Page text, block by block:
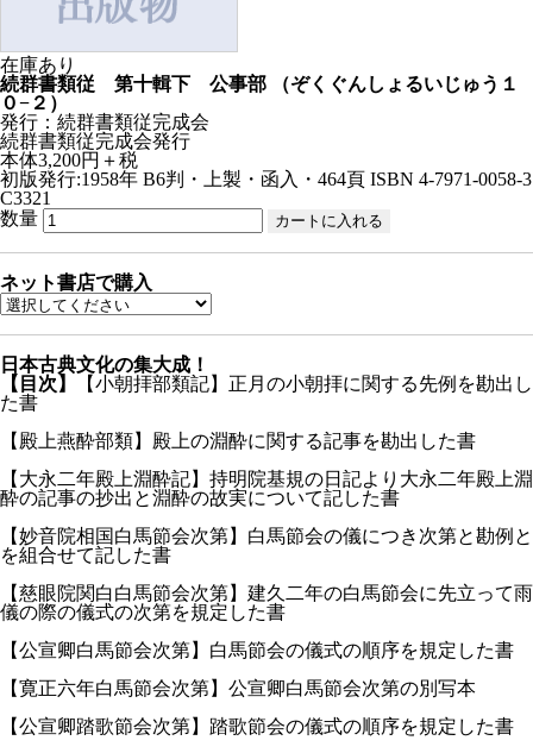
在庫あり
続群書類従 第十輯下 公事部
（ぞくぐんしょるいじゅう１
０−２）
発行：続群書類従完成会
続群書類従完成会発行
本体3,200円＋税
初版発行:1958年 B6判・上製・函入・464頁 ISBN 4-7971-0058-3
C3321
数量
ネット書店で購入
日本古典文化の集大成！
【目次】
【小朝拝部類記】正月の小朝拝に関する先例を勘出し
た書
【殿上燕酔部類】殿上の淵酔に関する記事を勘出した書
【大永二年殿上淵酔記】持明院基規の日記より大永二年殿上淵
酔の記事の抄出と淵酔の故実について記した書
【妙音院相国白馬節会次第】白馬節会の儀につき次第と勘例と
を組合せて記した書
【慈眼院関白白馬節会次第】建久二年の白馬節会に先立って雨
儀の際の儀式の次第を規定した書
【公宣卿白馬節会次第】白馬節会の儀式の順序を規定した書
【寛正六年白馬節会次第】公宣卿白馬節会次第の別写本
【公宣卿踏歌節会次第】踏歌節会の儀式の順序を規定した書